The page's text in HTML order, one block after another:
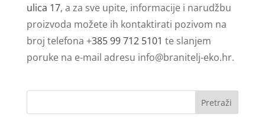
ulica 17, a za sve upite, informacije i narudžbu
proizvoda možete ih kontaktirati pozivom na
broj telefona +385 99 712 5101 te slanjem
poruke na e-mail adresu info@branitelj-eko.hr.